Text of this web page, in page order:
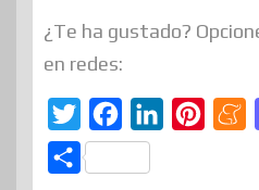
¿Te ha gustado?
en redes:
w
a
c
C